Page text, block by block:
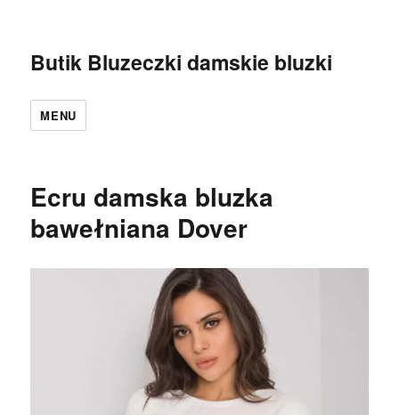
Butik Bluzeczki damskie bluzki
MENU
Ecru damska bluzka
bawełniana Dover